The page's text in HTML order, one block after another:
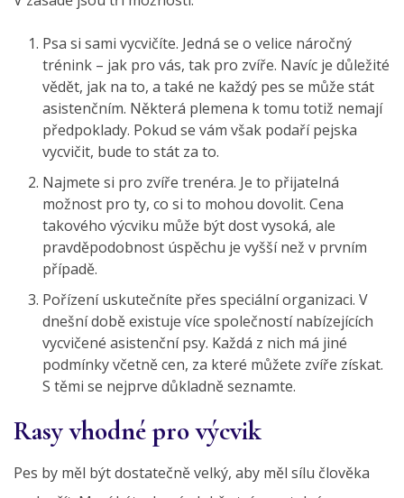
Psa si sami vycvičíte. Jedná se o velice náročný
trénink – jak pro vás, tak pro zvíře. Navíc je důležité
vědět, jak na to, a také ne každý pes se může stát
asistenčním. Některá plemena k tomu totiž nemají
předpoklady. Pokud se vám však podaří pejska
vycvičit, bude to stát za to.
Najmete si pro zvíře trenéra. Je to přijatelná
možnost pro ty, co si to mohou dovolit. Cena
takového výcviku může být dost vysoká, ale
pravděpodobnost úspěchu je vyšší než v prvním
případě.
Pořízení uskutečníte přes speciální organizaci. V
dnešní době existuje více společností nabízejících
vycvičené asistenční psy. Každá z nich má jiné
podmínky včetně cen, za které můžete zvíře získat.
S těmi se nejprve důkladně seznamte.
Rasy vhodné pro výcvik
Pes by měl být dostatečně velký, aby měl sílu člověka